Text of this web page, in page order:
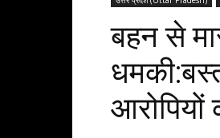
बहन से
आरोपियों